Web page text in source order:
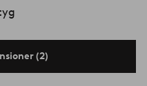
(2)